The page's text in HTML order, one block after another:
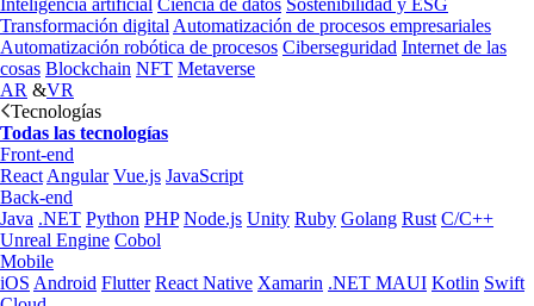
Inteligencia artificial Ciencia de datos Sostenibilidad y ESG
Transformación digital Automatización de procesos empresariales
Automatización robótica de procesos Ciberseguridad Internet de las
cosas Blockchain NFT Metaverse
AR &VR
Tecnologías
Todas las tecnologías
Front-end
React Angular Vue.js JavaScript
Back-end
Java .NET Python PHP Node.js Unity Ruby Golang Rust C/C++
Unreal Engine Cobol
Mobile
iOS Android Flutter React Native Xamarin .NET MAUI Kotlin Swift